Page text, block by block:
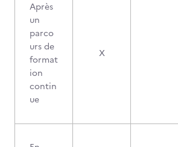
Après
un
parco
urs de
format
ion
contin
ue
X